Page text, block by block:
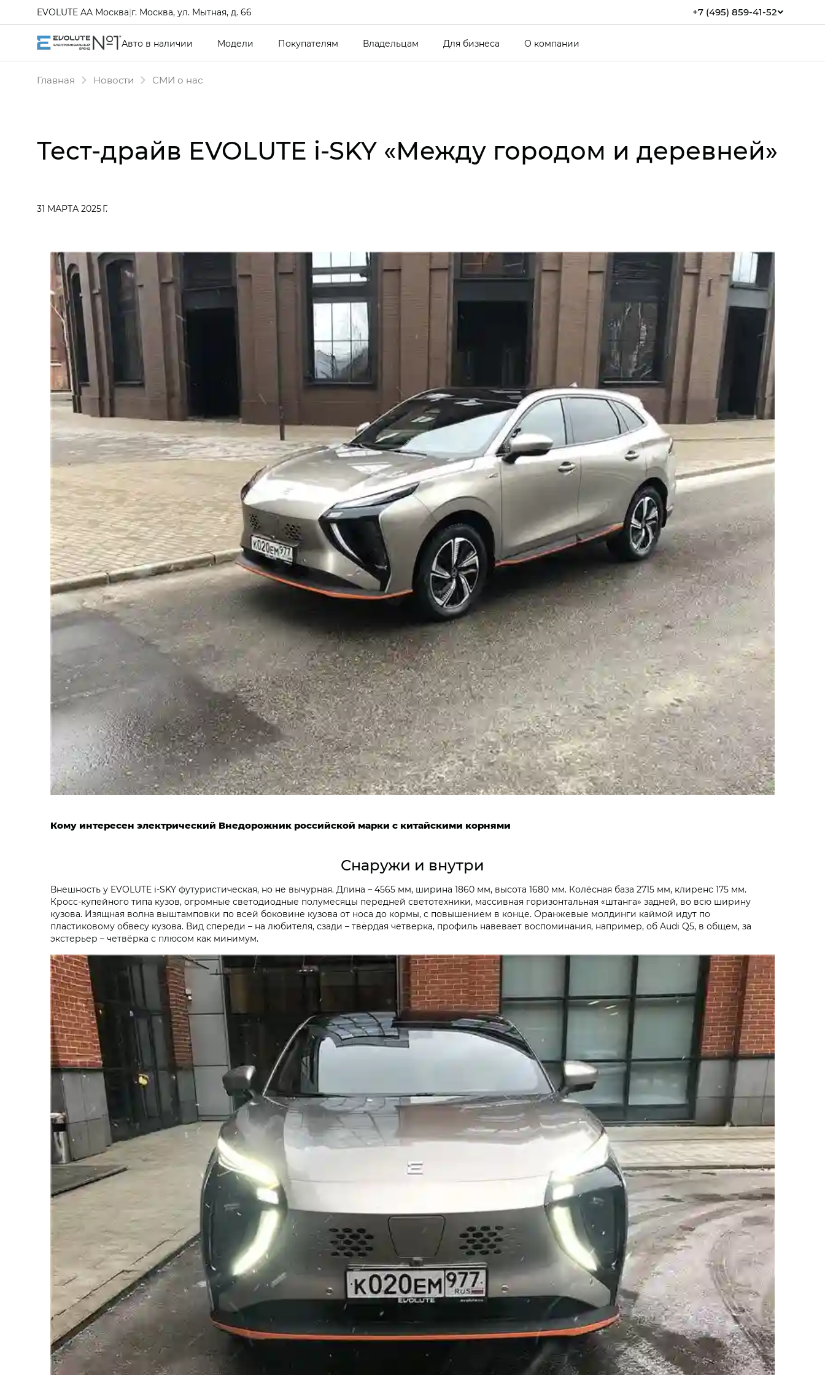
+7 (495) 859-41-52
EVOLUTE AA Москва|г. Москва, ул. Мытная, д. 66
Авто в наличии Модели Покупателям Владельцам Для бизнеса О компании
Главная Новости СМИ о нас
Тест-драйв EVOLUTE i‑SKY «Между городом и деревней»
31 МАРТА 2025 Г.
Кому интересен электрический Внедорожник российской марки с китайскими корнями
Снаружи и внутри
Внешность у EVOLUTE i‑SKY футуристическая, но не вычурная. Длина – 4565 мм, ширина 1860 мм, высота 1680 мм. Колёсная база 2715 мм, клиренс 175 мм.
Кросс-купейного типа кузов, огромные светодиодные полумесяцы передней светотехники, массивная горизонтальная «штанга» задней, во всю ширину
кузова. Изящная волна выштамповки по всей боковине кузова от носа до кормы, с повышением в конце. Оранжевые молдинги каймой идут по
пластиковому обвесу кузова. Вид спереди – на любителя, сзади – твёрдая четверка, профиль навевает воспоминания, например, об Audi Q5, в общем, за
экстерьер – четвёрка с плюсом как минимум.